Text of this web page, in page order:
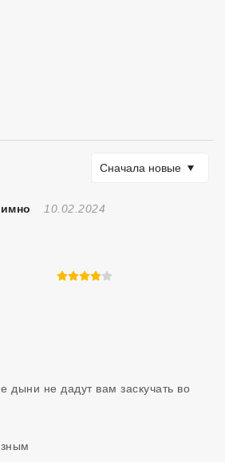
Сортировать по
Сначала новые
Отзыв Создан
10.02.2024
4 из 5
дыни не дадут вам заскучать во